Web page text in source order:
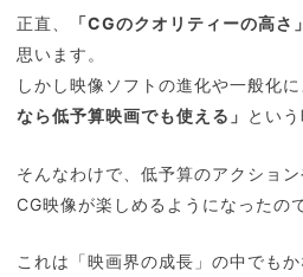
正直、 「CGのクオリティーの高さ
思います。
しかし映像ソフトの進化や一般化に
なら低予算映画でも使える」 とい
そんなわけで、低予算のアクショ
CG映像が楽しめるようになったの
これは「映画界の成長」の中でも